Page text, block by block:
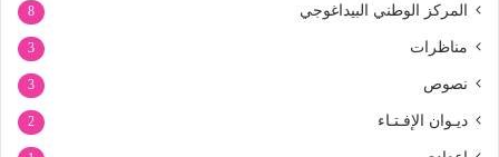
المركز الوطني البيداغوجي 8
مناظرات 3
نصوص 3
ديـوان الإفـتـاء 2